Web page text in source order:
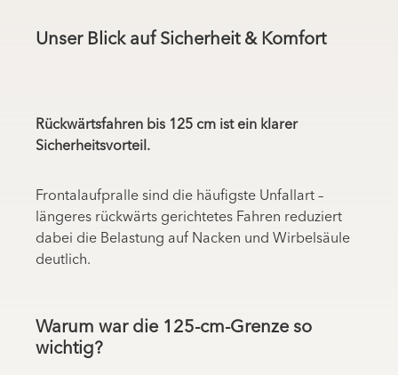
Unser Blick auf Sicherheit & Komfort
Rückwärtsfahren bis 125 cm ist ein klarer
Sicherheitsvorteil.
Frontalaufpralle sind die häufigste Unfallart –
längeres rückwärts gerichtetes Fahren reduziert
dabei die Belastung auf Nacken und Wirbelsäule
deutlich.
Warum war die 125-cm-Grenze so
wichtig?